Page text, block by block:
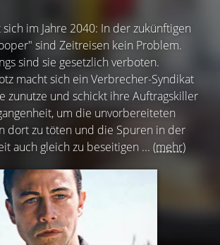
im Jahre 2040: In der zukünftigen
sind Zeitreisen kein Problem.
sind sie gesetzlich verboten.
macht sich ein Verbrecher-Syndikat
zunutze und schickt ihre Auftragskiller
um die unvorbereiteten
dort zu töten und die Spuren in der
auch gleich zu beseitigen ... (mehr)